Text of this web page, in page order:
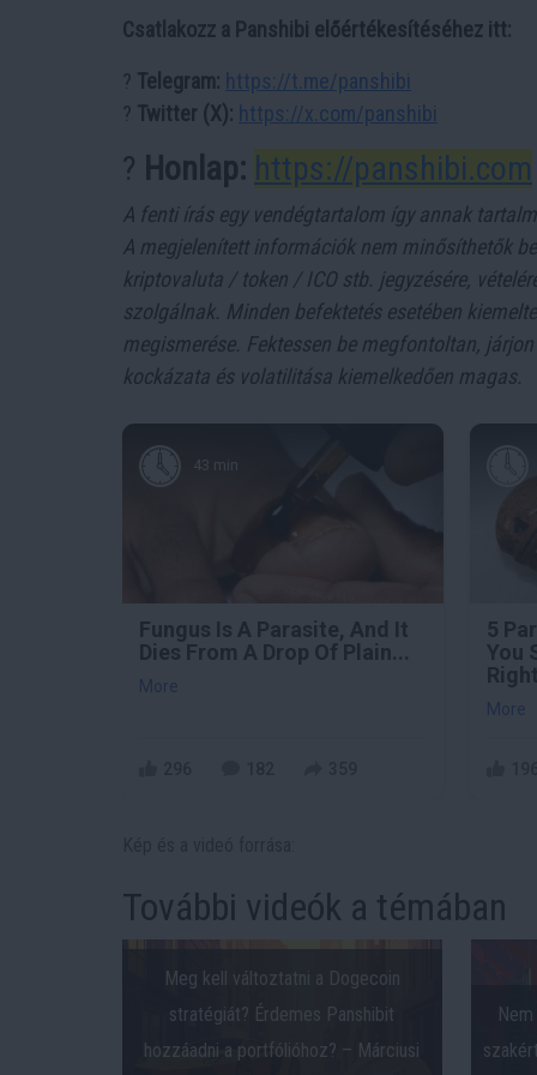
Csatlakozz a Panshibi előértékesítéséhez itt:
? Telegram: https://t.me/panshibi
? Twitter (X): https://x.com/panshibi
? Honlap: https://panshibi.com
A fenti írás egy vendégtartalom így annak
A megjelenített információk nem minősíthetők
kriptovaluta / token / ICO stb. jegyzésére,
szolgálnak. Minden befektetés esetében
megismerése. Fektessen be megfontoltan,
kockázata és volatilitása kiemelkedően magas.
43 min
Fungus Is A Parasite, And It
Dies From A Drop Of Plain...
More
5
You
More
További videók a témában
Meg kell változtatni a Dogecoin
stratégiát? Érdemes Panshibit
hozzáadni a portfólióhoz? – Márciusi